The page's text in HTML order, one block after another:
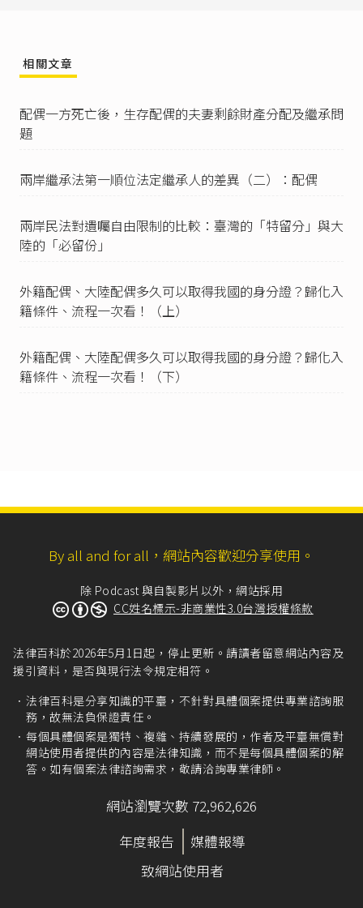
相關文章
配偶一方死亡後，生存配偶的夫妻剩餘財產分配及繼承問
題
兩岸繼承法第一順位法定繼承人的差異（二）：配偶
兩岸民法對遺囑自由限制的比較：臺灣的「特留分」與大
陸的「必留份」
外籍配偶、大陸配偶多久可以取得我國的身分證？歸化入
籍條件、流程一次看！（上）
外籍配偶、大陸配偶多久可以取得我國的身分證？歸化入
籍條件、流程一次看！（下）
By all and for all，網站內容歡迎分享使用。
除 Podcast 與自製影片以外，網站採用
CC姓名標示-非商業性3.0台灣授權條款
法律百科於2026年5月1日起，停止更新。請讀者留意網站內容及
援引資料，是否與現行法令規定相符。
法律百科是分享知識的平臺，不針對具體個案提供專業諮詢服
務，故無法負保證責任。
每個具體個案是獨特、複雜、持續發展的，作者及平臺無償對
網站使用者提供的內容是法律知識，而不是每個具體個案的解
答。如有個案法律諮詢需求，敬請洽詢專業律師。
網站瀏覽次數 72,962,626
年度報告
媒體報導
致網站使用者